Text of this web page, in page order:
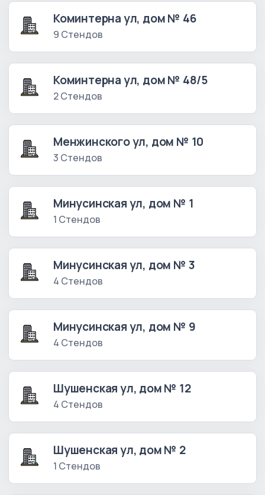
Коминтерна ул, дом № 46
9 Стендов
Коминтерна ул, дом № 48/5
2 Стендов
Менжинского ул, дом № 10
3 Стендов
Минусинская ул, дом № 1
1 Стендов
Минусинская ул, дом № 3
4 Стендов
Минусинская ул, дом № 9
4 Стендов
Шушенская ул, дом № 12
4 Стендов
Шушенская ул, дом № 2
1 Стендов